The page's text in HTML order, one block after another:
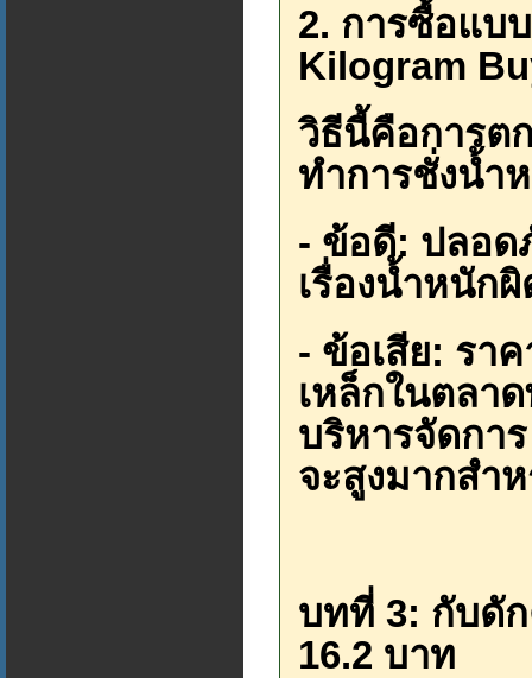
2. การซื้อแบ
Kilogram
วิธีนี้คือการต
ทำการชั่งน้ำ
- ข้อดี: ปลอด
เรื่องน้ำหนัก
- ข้อเสีย: รา
เหล็กในตลา
บริหารจัดกา
จะสูงมากสำ
บทที่ 3: กับดั
16.2 บาท